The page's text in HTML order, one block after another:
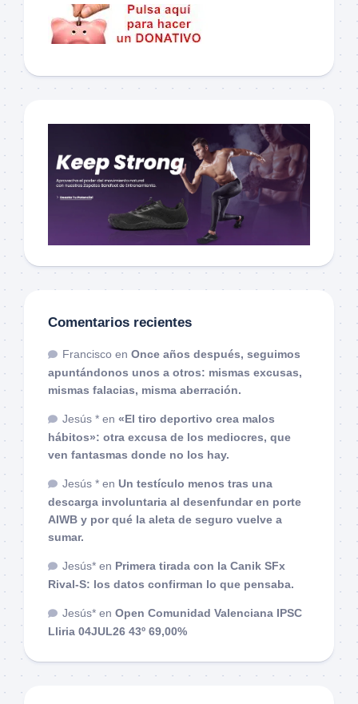
Comentarios recientes
Francisco en Once años después, seguimos
apuntándonos unos a otros: mismas excusas,
mismas falacias, misma aberración.
Jesús * en «El tiro deportivo crea malos
hábitos»: otra excusa de los mediocres, que
ven fantasmas donde no los hay.
Jesús * en Un testículo menos tras una
descarga involuntaria al desenfundar en porte
AIWB y por qué la aleta de seguro vuelve a
sumar.
Jesús* en Primera tirada con la Canik SFx
Rival-S: los datos confirman lo que pensaba.
Jesús* en Open Comunidad Valenciana IPSC
Lliria 04JUL26 43º 69,00%